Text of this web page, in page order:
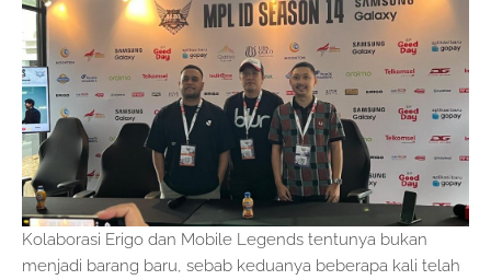
Kolaborasi Erigo dan Mobile Legends tentunya bukan
menjadi barang baru, sebab keduanya beberapa kali telah